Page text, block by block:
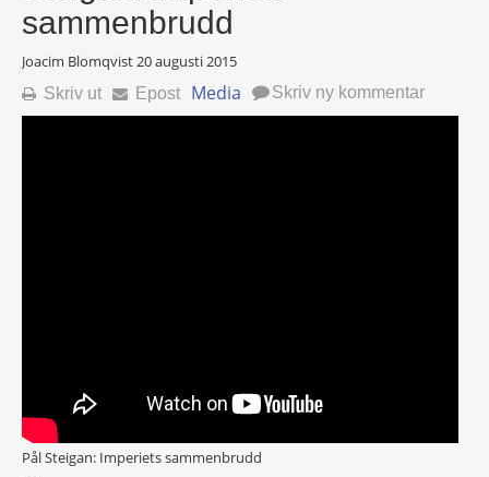
sammenbrudd
Joacim Blomqvist20 augusti 2015
Skriv ut Epost Media Skriv ny kommentar
Pål Steigan: Imperiets sammenbrudd